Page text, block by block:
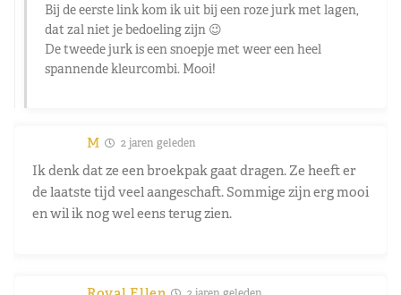
Bij de eerste link kom ik uit bij een roze jurk met lagen,
dat zal niet je bedoeling zijn 😉
De tweede jurk is een snoepje met weer een heel
spannende kleurcombi. Mooi!
M 2 jaren geleden
Ik denk dat ze een broekpak gaat dragen. Ze heeft er
de laatste tijd veel aangeschaft. Sommige zijn erg mooi
en wil ik nog wel eens terug zien.